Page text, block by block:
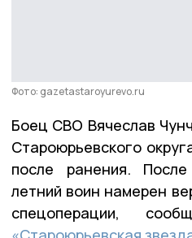
Фото: gazetastaroyurevo.ru
Боец СВО Вячеслав
Староюрьевского
после ранения.
летний воин намерен
спецоперации,